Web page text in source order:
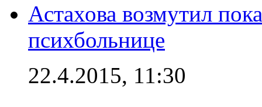
Астахова возмутил
психбольнице
22.4.2015, 11:30